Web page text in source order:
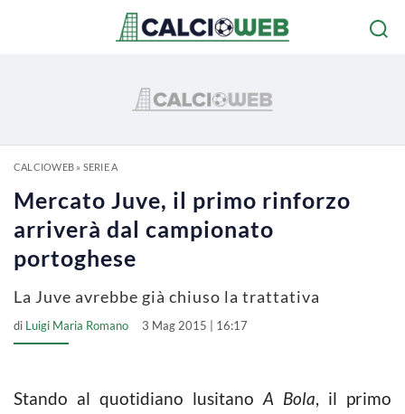
CALCIOWEB» SERIE A
Mercato Juve, il primo rinforzo
arriverà dal campionato
portoghese
La Juve avrebbe già chiuso la trattativa
di Luigi Maria Romano 3 Mag 2015 | 16:17
Stando al quotidiano lusitano A Bola, il primo